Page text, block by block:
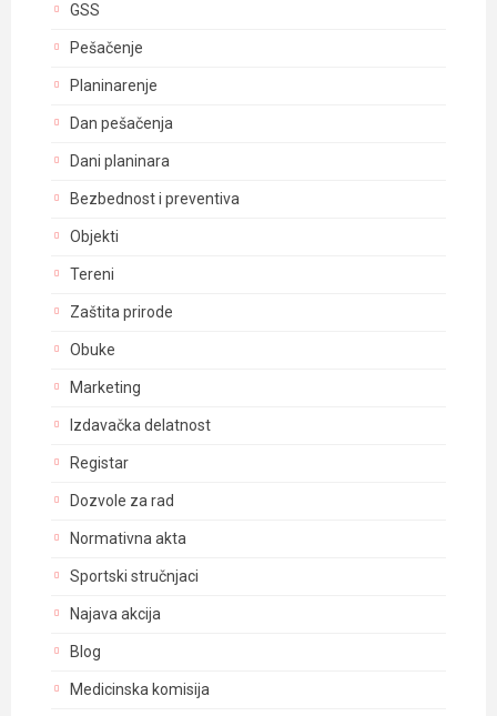
GSS
Pešačenje
Planinarenje
Dan pešačenja
Dani planinara
Bezbednost i preventiva
Objekti
Tereni
Zaštita prirode
Obuke
Marketing
Izdavačka delatnost
Registar
Dozvole za rad
Normativna akta
Sportski stručnjaci
Najava akcija
Blog
Medicinska komisija